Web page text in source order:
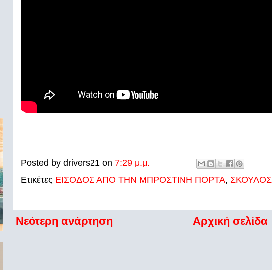
Posted by drivers21 on 7:29 μ.μ.
Ετικέτες ΕΙΣΟΔΟΣ ΑΠΟ ΤΗΝ ΜΠΡΟΣΤΙΝΗ ΠΟΡΤΑ, ΣΚΟΥΛΟΣ
Νεότερη ανάρτηση Αρχική σελίδα